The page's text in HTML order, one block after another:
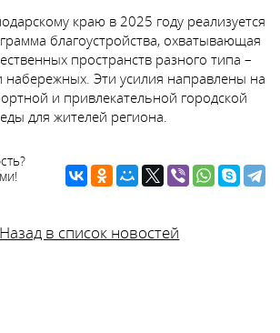
краю в 2025 году реализуется
благоустройства, охватывающая
пространств разного типа –
набережных. Эти усилия направлены на
и привлекательной городской
для жителей региона.
Назад в список новостей